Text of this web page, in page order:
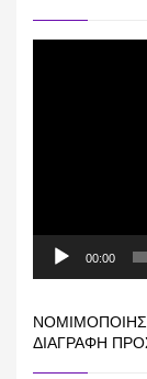
00:00
ΔΙΑΓΡΑΦΉ